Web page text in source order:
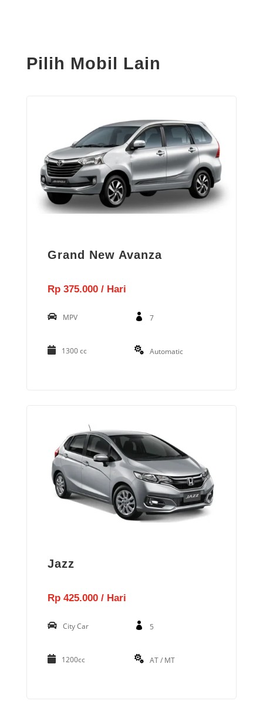
Pilih Mobil Lain
Grand New Avanza
Rp 375.000 / Hari
MPV 7
1300 cc Automatic
Jazz
Rp 425.000 / Hari
City Car 5
1200cc AT / MT